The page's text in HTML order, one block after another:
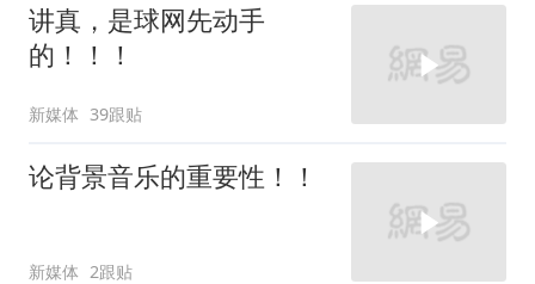
讲真，是球网先动手
的！！！
新媒体 39跟贴
论背景音乐的重要性！！
新媒体 2跟贴